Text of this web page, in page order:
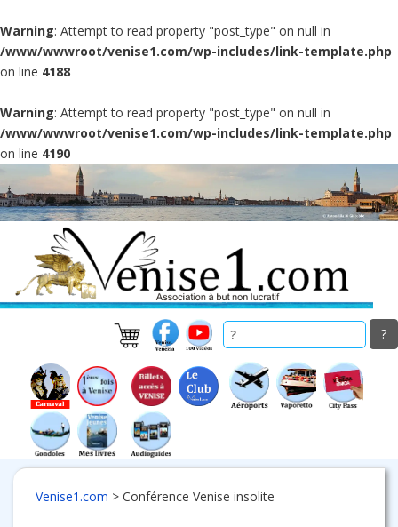
Warning: Attempt to read property "post_type" on null in
/www/wwwroot/venise1.com/wp-includes/link-template.php
on line 4188
Warning: Attempt to read property "post_type" on null in
/www/wwwroot/venise1.com/wp-includes/link-template.php
on line 4190
to
main
Venise1.com > Conférence Venise insolite